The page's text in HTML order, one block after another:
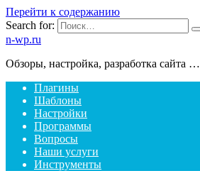
Перейти к содержанию
Search for:
n-wp.ru
Обзоры, настройка, разработка сайта …
Плагины
Шаблоны
Настройки
Программы
Вопросы
Наши услуги
Инструменты